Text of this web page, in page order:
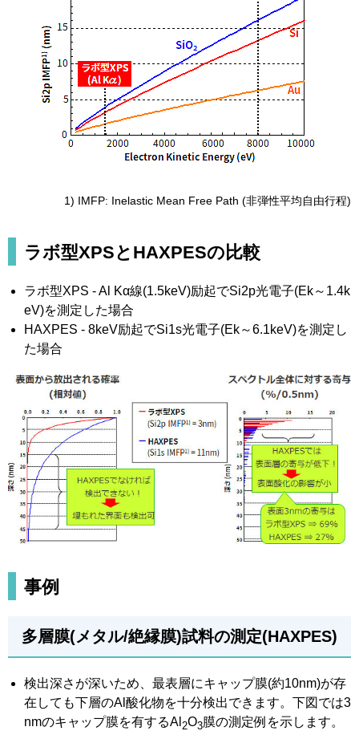
1) IMFP: Inelastic Mean Free Path (非弾性平均自由行程)
ラボ型XPSとHAXPESの比較
ラボ型XPS - Al Kα線(1.5keV)励起でSi2p光電子(Ek～1.4k
eV)を測定した場合
HAXPES - 8keV励起でSi1s光電子(Ek～6.1keV)を測定し
た場合
事例
多層膜(メタル/絶縁膜)試料の測定(HAXPES)
検出深さが深いため、最表層にキャップ膜(約10nm)が存
在しても下層のAl酸化物を十分検出できます。 下図 では3
nmのキャップ膜を有するAl 2O3膜の測定例を示します。